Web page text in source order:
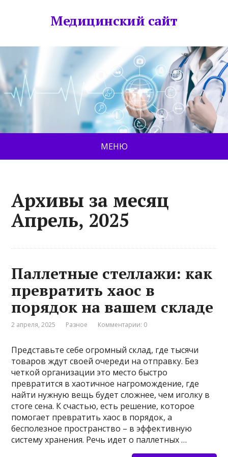
Медицинский сайт
МЕНЮ
Архивы за месяц
Апрель, 2025
Паллетные стеллажи: как
превратить хаос в
порядок на вашем складе
2 апреля, 2025 Разное Комментарии: 0
Представьте себе огромный склад, где тысячи
товаров ждут своей очереди на отправку. Без
четкой организации это место быстро
превратится в хаотичное нагромождение, где
найти нужную вещь будет сложнее, чем иголку в
стоге сена. К счастью, есть решение, которое
помогает превратить хаос в порядок, а
бесполезное пространство – в эффективную
систему хранения. Речь идет о паллетных …